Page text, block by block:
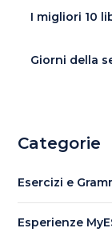
I migliori 10
Giorni della
Categorie
Esercizi e
Esperienze